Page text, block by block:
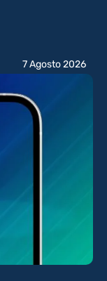
7 Agosto 2026